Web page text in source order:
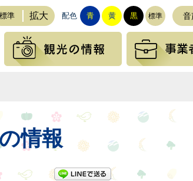
標準 拡大 配色 青 黄 黒 標準 音
くらしの情報 観光の情報
情報
LINEで送る